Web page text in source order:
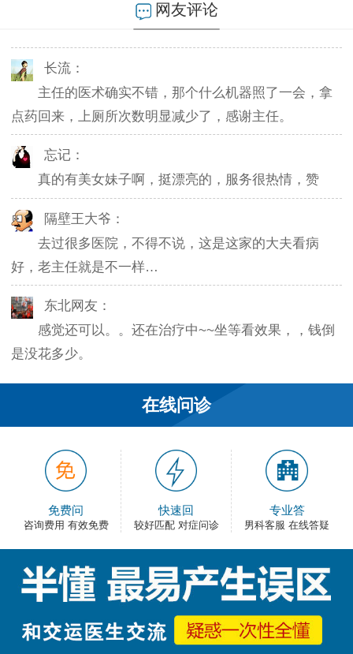
网友评论
长流：
主任的医术确实不错，那个什么机器照了一会，拿
点药回来，上厕所次数明显减少了，感谢主任。
忘记：
真的有美女妹子啊，挺漂亮的，服务很热情，赞
隔壁王大爷：
去过很多医院，不得不说，这是这家的大夫看病
好，老主任就是不一样…
东北网友：
感觉还可以。。还在治疗中~~坐等看效果，，钱倒
是没花多少。
韦之风：
老医生就是好，不像某些医院的医生，脾气大死
和平网友：
护士都很不错，服务好热情，看病很舒心。
卡佛：
了，出血不多，还不错。
大叔：
很满意，有检查报告单，也不用重新检查了，关键
在线问诊
免费问
咨询费用 有效免费
快速回
较好匹配 对症问诊
专业答
男科客服 在线答疑